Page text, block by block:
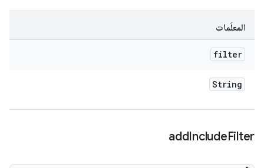
المعلَمات
filter
String
addIncludeFilter